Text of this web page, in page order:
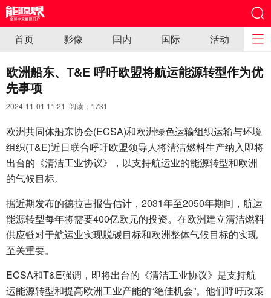
首页 影像 国内 国际 活动
欧洲船东、T&E 呼吁欧盟将航运能源转型作为优
先事项
2024-11-01 11:21 阅读： 1731
欧洲共同体船东协会(ECSA)和欧洲绿色运输组织运输与环境
组织(T&E)近日联合呼吁欧盟领导人将清洁燃料生产纳入即将
出台的《清洁工业协议》，以支持航运业的能源转型和欧洲
的气候目标。
据近期发布的德拉吉报告估计，2031年至2050年期间，航运
能源转型每年将需要400亿欧元的投资。在欧洲建立清洁燃料
供应链对于航运业实现脱碳目标和欧洲整体气候目标的实现
至关重要。
ECSA和T&E强调，即将出台的《清洁工业协议》是支持航
运能源转型和提高欧洲工业产能的“绝佳机会”。他们呼吁政策